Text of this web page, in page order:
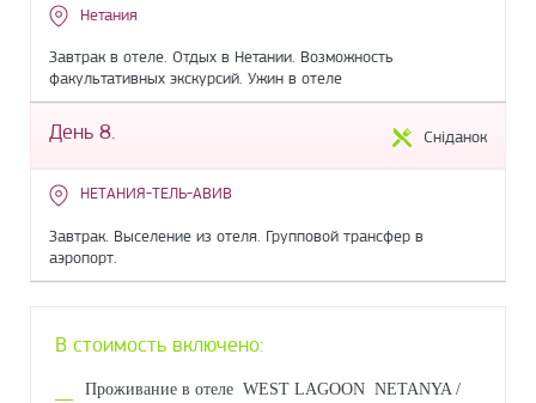
Нетания
Завтрак в отеле. Отдых в Нетании. Возможность
факультативных экскурсий. Ужин в отеле
День 8. Сніданок
НЕТАНИЯ-ТЕЛЬ-АВИВ
Завтрак. Выселение из отеля. Групповой трансфер в
аэропорт.
В стоимость включено:
Проживание в отеле WEST LAGOON NETANYA /